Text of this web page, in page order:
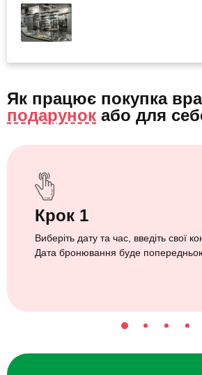
Як працює покупка
подарунок або для
Крок 1
Виберіть дату та час, введіть свої
Дата бронювання буде